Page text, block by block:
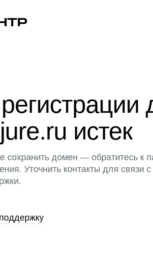
истек
сохранить домен — обратитесь к
Уточнить контакты для связи